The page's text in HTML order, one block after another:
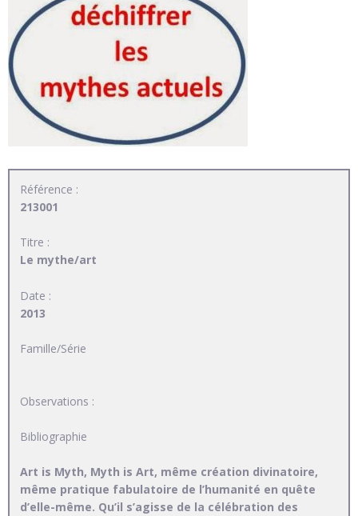
Référence :
213001
Titre :
Le mythe/art
Date :
2013
Famille/Série
Observations :
Bibliographie
Art is Myth, Myth is Art, même création divinatoire,
même pratique fabulatoire de l’humanité en quête
d’elle-même. Qu’il s’agisse de la célébration des